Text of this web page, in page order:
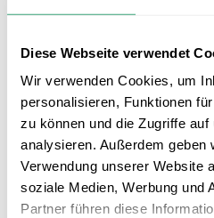
Diese Webseite verwendet
Wir verwenden Cookies, um
personalisieren, Funktionen
zu können und die Zugriffe
analysieren. Außerdem geben
Verwendung unserer Website
soziale Medien, Werbung und
Partner führen diese